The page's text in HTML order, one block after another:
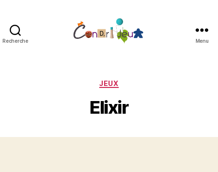
Recherche Menu
Catégories
JEUX
Elixir